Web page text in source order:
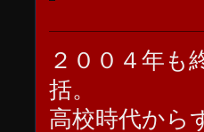
２００４年も
括。
高校時代から